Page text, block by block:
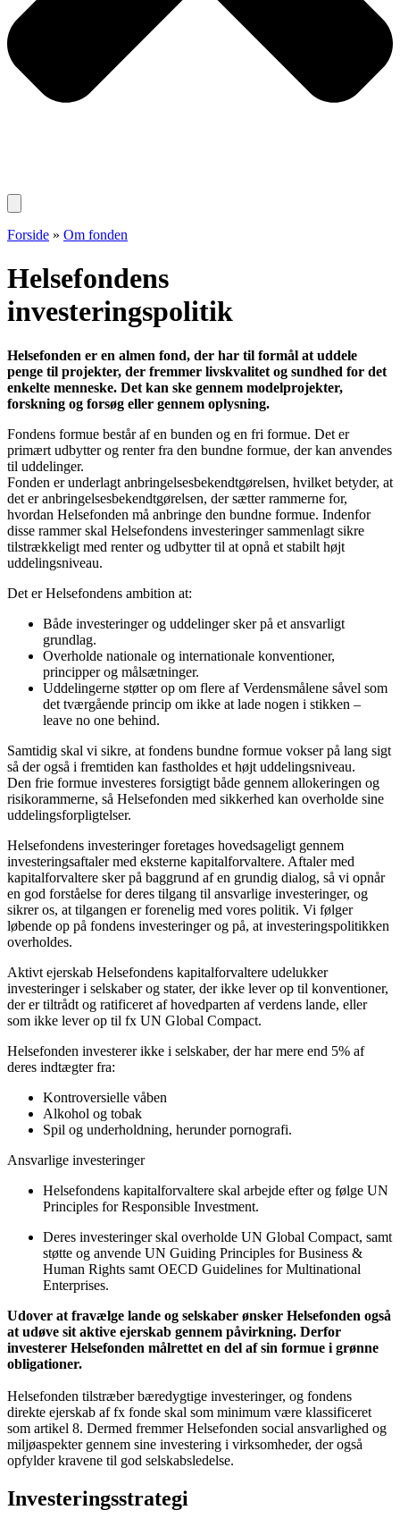
Forside » Om fonden
Helsefondens
investeringspolitik
Helsefonden er en almen fond, der har til formål at uddele
penge til projekter, der fremmer livskvalitet og sundhed for det
enkelte menneske. Det kan ske gennem modelprojekter,
forskning og forsøg eller gennem oplysning.
Fondens formue består af en bunden og en fri formue. Det er
primært udbytter og renter fra den bundne formue, der kan anvendes
til uddelinger.
Fonden er underlagt anbringelsesbekendtgørelsen, hvilket betyder, at
det er anbringelsesbekendtgørelsen, der sætter rammerne for,
hvordan Helsefonden må anbringe den bundne formue. Indenfor
disse rammer skal Helsefondens investeringer sammenlagt sikre
tilstrækkeligt med renter og udbytter til at opnå et stabilt højt
uddelingsniveau.
Det er Helsefondens ambition at:
Både investeringer og uddelinger sker på et ansvarligt
grundlag.
Overholde nationale og internationale konventioner,
principper og målsætninger.
Uddelingerne støtter op om flere af Verdensmålene såvel som
det tværgående princip om ikke at lade nogen i stikken –
leave no one behind.
Samtidig skal vi sikre, at fondens bundne formue vokser på lang sigt
så der også i fremtiden kan fastholdes et højt uddelingsniveau.
Den frie formue investeres forsigtigt både gennem allokeringen og
risikorammerne, så Helsefonden med sikkerhed kan overholde sine
uddelingsforpligtelser.
Helsefondens investeringer foretages hovedsageligt gennem
investeringsaftaler med eksterne kapitalforvaltere. Aftaler med
kapitalforvaltere sker på baggrund af en grundig dialog, så vi opnår
en god forståelse for deres tilgang til ansvarlige investeringer, og
sikrer os, at tilgangen er forenelig med vores politik. Vi følger
løbende op på fondens investeringer og på, at investeringspolitikken
overholdes.
Aktivt ejerskab Helsefondens kapitalforvaltere udelukker
investeringer i selskaber og stater, der ikke lever op til konventioner,
der er tiltrådt og ratificeret af hovedparten af verdens lande, eller
som ikke lever op til fx UN Global Compact.
Helsefonden investerer ikke i selskaber, der har mere end 5% af
deres indtægter fra:
Kontroversielle våben
Alkohol og tobak
Spil og underholdning, herunder pornografi.
Ansvarlige investeringer
Helsefondens kapitalforvaltere skal arbejde efter og følge UN
Principles for Responsible Investment.
Deres investeringer skal overholde UN Global Compact, samt
støtte og anvende UN Guiding Principles for Business &
Human Rights samt OECD Guidelines for Multinational
Enterprises.
Udover at fravælge lande og selskaber ønsker Helsefonden også
at udøve sit aktive ejerskab gennem påvirkning. Derfor
investerer Helsefonden målrettet en del af sin formue i grønne
obligationer.
Helsefonden tilstræber bæredygtige investeringer, og fondens
direkte ejerskab af fx fonde skal som minimum være klassificeret
som artikel 8. Dermed fremmer Helsefonden social ansvarlighed og
miljøaspekter gennem sine investering i virksomheder, der også
opfylder kravene til god selskabsledelse.
Investeringsstrategi